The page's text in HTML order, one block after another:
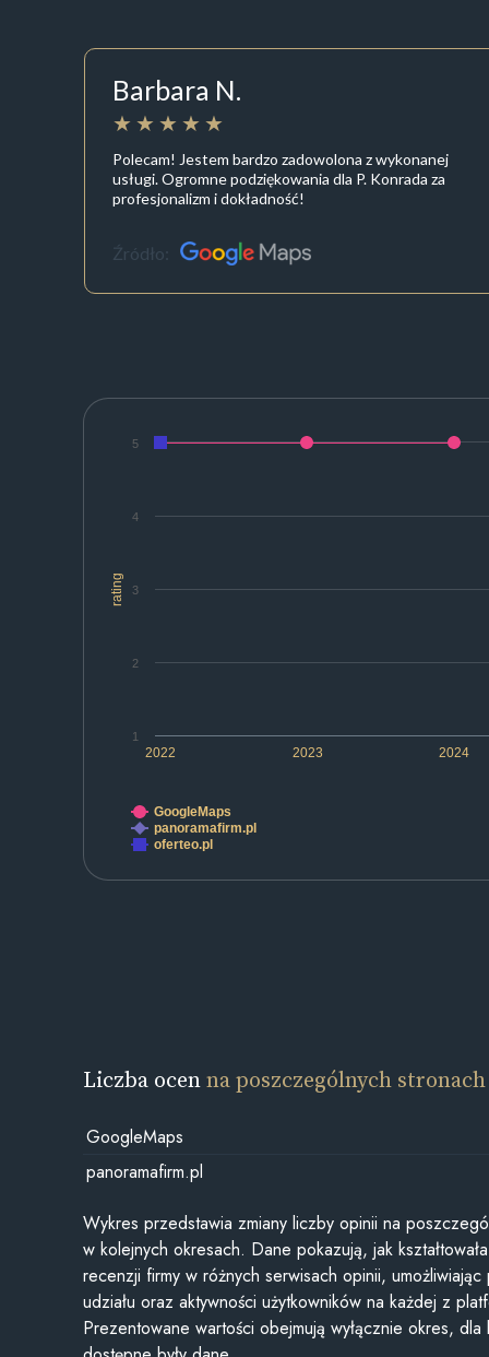
Barbara N.
Polecam! Jestem bardzo zadowolona z wykonanej
usługi. Ogromne podziękowania dla P. Konrada za
profesjonalizm i dokładność!
Źródło:
rating
2022 2023 2024
1
2
3
4
5
GoogleMaps
panoramafirm.pl
oferteo.pl
Liczba ocenna poszczególnych stronach
GoogleMaps
panoramafirm.pl
Wykres przedstawia zmiany liczby opinii na
w kolejnych okresach. Dane pokazują, jak
recenzji firmy w różnych serwisach opinii,
udziału oraz aktywności użytkowników na każdej z
Prezentowane wartości obejmują wyłącznie okres, dla